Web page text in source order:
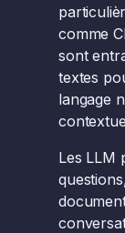
comme
sont
textes
langage
Les LLM